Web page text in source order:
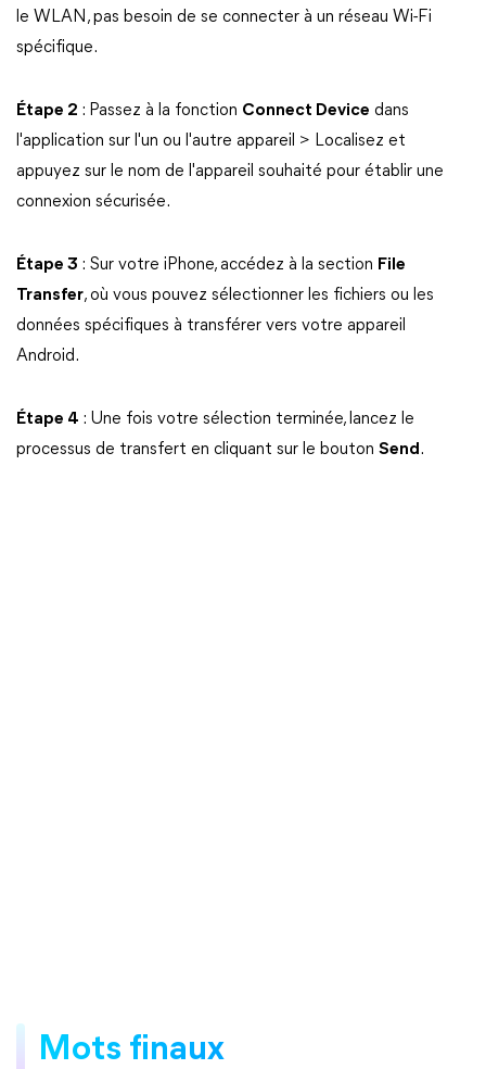
le WLAN, pas besoin de se connecter à un réseau Wi-Fi
spécifique.
Étape 2 : Passez à la fonction Connect Device dans
l'application sur l'un ou l'autre appareil > Localisez et
appuyez sur le nom de l'appareil souhaité pour établir une
connexion sécurisée.
Étape 3 : Sur votre iPhone, accédez à la section File
Transfer, où vous pouvez sélectionner les fichiers ou les
données spécifiques à transférer vers votre appareil
Android.
Étape 4 : Une fois votre sélection terminée, lancez le
processus de transfert en cliquant sur le bouton Send.
Mots finaux